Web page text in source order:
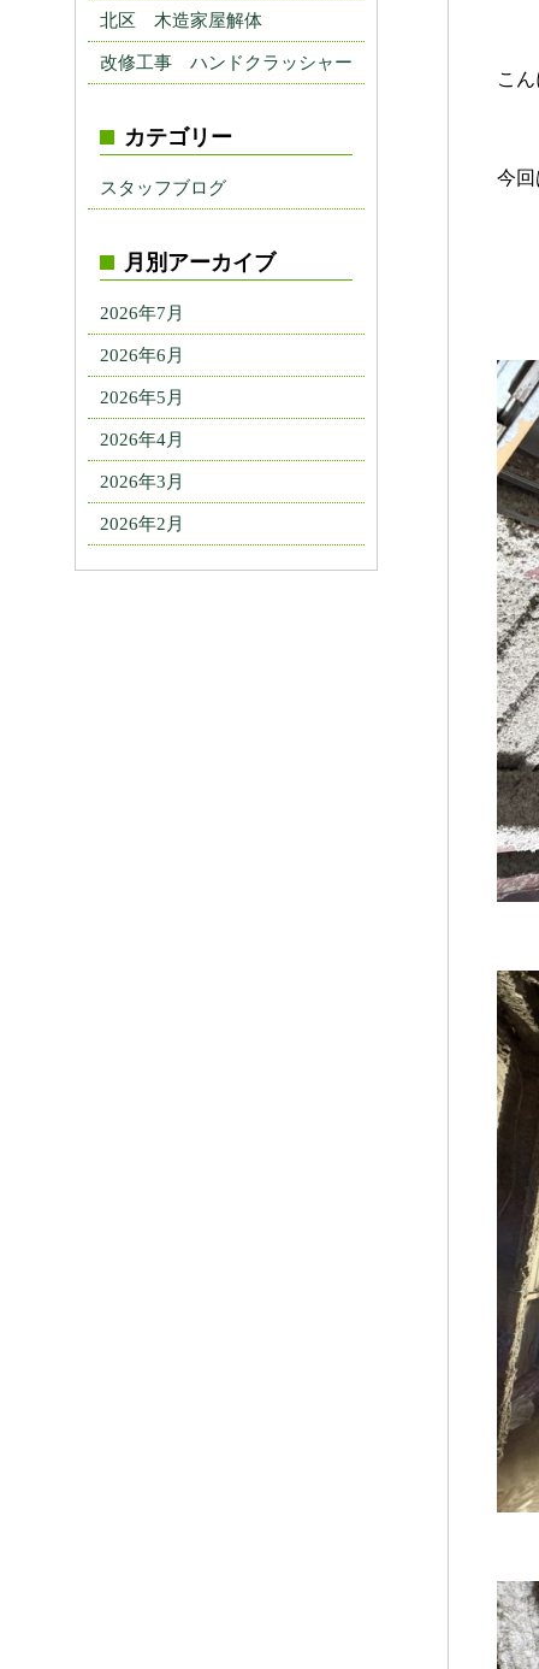
北区 木造家屋解体
改修工事 ハンドクラッシャー
カテゴリー
スタッフブログ
月別アーカイブ
2026年7月
2026年6月
2026年5月
2026年4月
2026年3月
2026年2月
こ
今